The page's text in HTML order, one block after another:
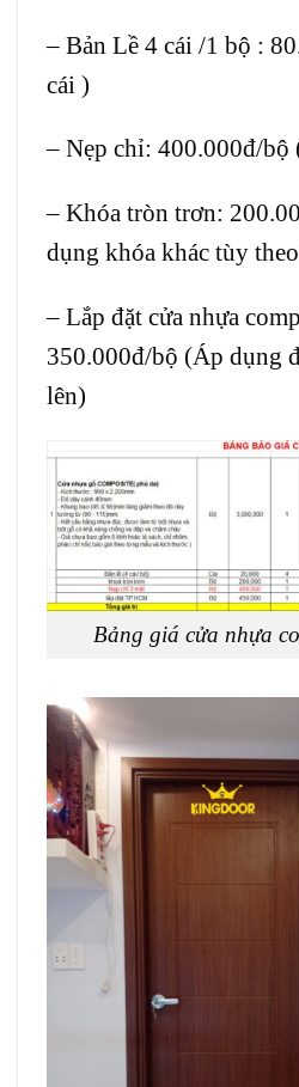
– Bản Lề 4 cái /1 bộ :
cái )
– Nẹp chỉ: 400.000đ/bộ
– Khóa tròn trơn:
dụng khóa khác tùy
– Lắp đặt cửa nhựa
350.000đ/bộ (Áp dụng
lên)
Bảng giá cửa nhựa